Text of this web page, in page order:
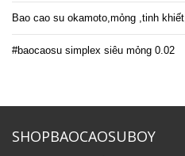
Bao cao su okamoto,mỏng ,tinh
#baocaosu simplex siêu mỏng 0.02
SHOPBAOCAOSUBOY